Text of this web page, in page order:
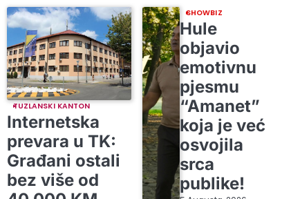
TUZLANSKI KANTON
Internetska
prevara u TK:
Građani ostali
bez više od
SHOWBIZ
Hule
objavio
emotivnu
pjesmu
“Amanet”
koja je već
osvojila
srca
publike!